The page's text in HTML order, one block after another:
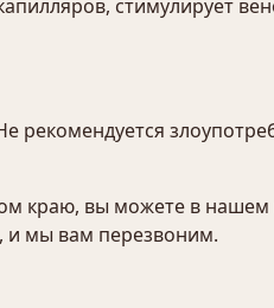
стимулирует
рекомендуется
краю, вы можете в нашем
и мы вам перезвоним.